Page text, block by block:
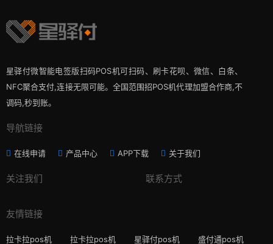
星驿付微智能电签版扫码POS机可扫码、刷卡花呗、微信、白条、
NFC聚合支付,连接无限可能。全国范围招POS机代理加盟合作商,不
调码,秒到账。
导航链接
在线申请 产品中心 APP下载 关于我们
关注我们 联系方式
友情链接
拉卡拉pos机 拉卡拉pos机 星驿付pos机 盛付通pos机